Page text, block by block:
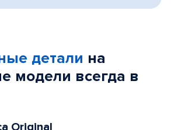
детали на
модели всегда в
Original